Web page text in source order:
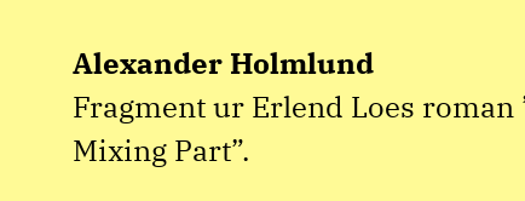
Alexander Holmlund
Fragment ur Erlend Loes roman
Mixing Part”.